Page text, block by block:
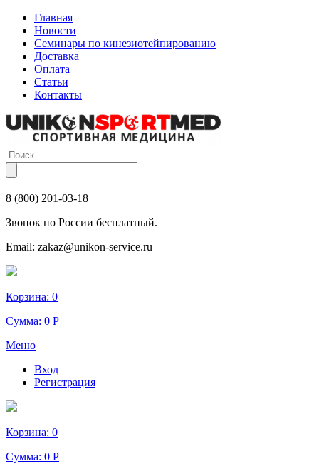
Главная
Новости
Семинары по кинезиотейпированию
Доставка
Оплата
Статьи
Контакты
8 (800) 201-03-18
Звонок по России бесплатный.
Email: zakaz@unikon-service.ru
Корзина: 0
Сумма: 0 Р
Меню
Вход
Регистрация
Корзина: 0
Сумма: 0 Р